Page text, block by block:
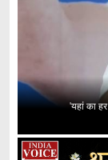
'यहां का